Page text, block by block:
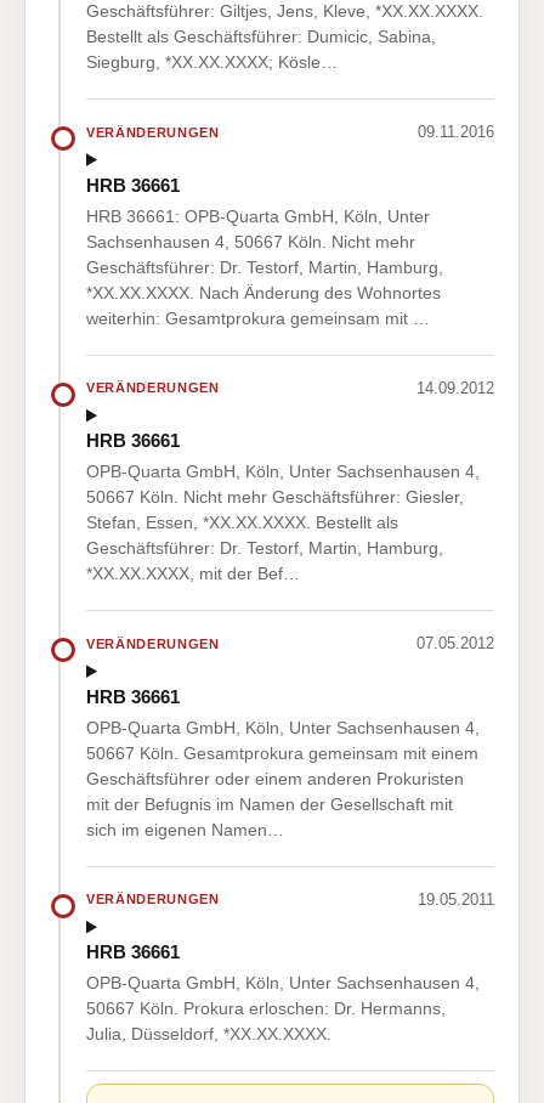
Geschäftsführer: Giltjes, Jens, Kleve, *XX.XX.XXXX.
Bestellt als Geschäftsführer: Dumicic, Sabina,
Siegburg, *XX.XX.XXXX; Kösle…
VERÄNDERUNGEN 09.11.2016
HRB 36661
HRB 36661: OPB-Quarta GmbH, Köln, Unter
Sachsenhausen 4, 50667 Köln. Nicht mehr
Geschäftsführer: Dr. Testorf, Martin, Hamburg,
*XX.XX.XXXX. Nach Änderung des Wohnortes
weiterhin: Gesamtprokura gemeinsam mit …
VERÄNDERUNGEN 14.09.2012
HRB 36661
OPB-Quarta GmbH, Köln, Unter Sachsenhausen 4,
50667 Köln. Nicht mehr Geschäftsführer: Giesler,
Stefan, Essen, *XX.XX.XXXX. Bestellt als
Geschäftsführer: Dr. Testorf, Martin, Hamburg,
*XX.XX.XXXX, mit der Bef…
VERÄNDERUNGEN 07.05.2012
HRB 36661
OPB-Quarta GmbH, Köln, Unter Sachsenhausen 4,
50667 Köln. Gesamtprokura gemeinsam mit einem
Geschäftsführer oder einem anderen Prokuristen
mit der Befugnis im Namen der Gesellschaft mit
sich im eigenen Namen…
VERÄNDERUNGEN 19.05.2011
HRB 36661
OPB-Quarta GmbH, Köln, Unter Sachsenhausen 4,
50667 Köln. Prokura erloschen: Dr. Hermanns,
Julia, Düsseldorf, *XX.XX.XXXX.